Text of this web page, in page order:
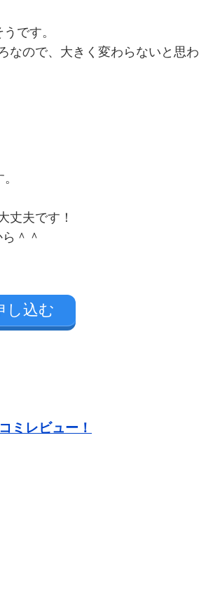
です。
なので、大きく変わらないと思わ
丈夫です！
＾＾
し込む
ミレビュー！